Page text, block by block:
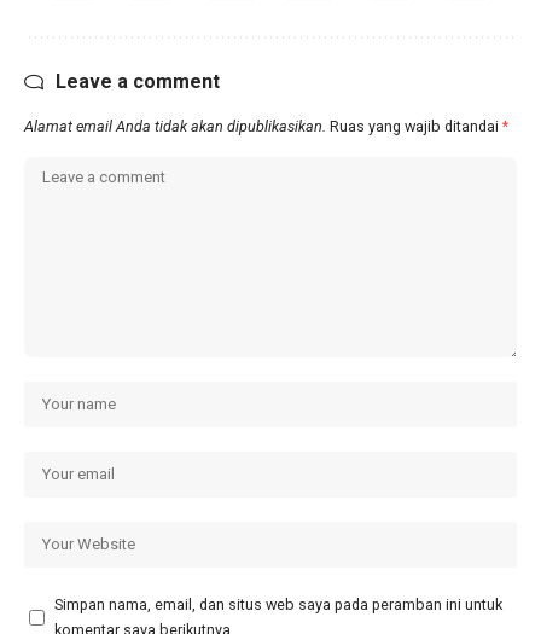
Leave a comment
Alamat email Anda tidak akan dipublikasikan. Ruas yang wajib ditandai *
Simpan nama, email, dan situs web saya pada peramban ini untuk
komentar saya berikutnya.